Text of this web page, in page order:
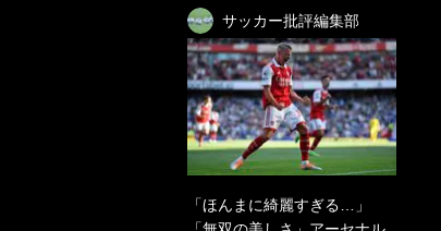
サッカー批評編集部
「ほんまに綺麗すぎる…」